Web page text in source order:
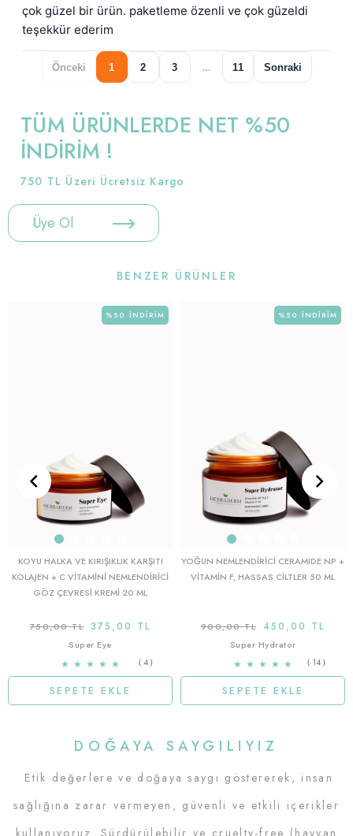
çok güzel bir ürün. paketleme özenli ve çok güzeldi
teşekkür ederim
Önceki 1 2 3 … 11 Sonraki
TÜM ÜRÜNLERDE NET %50
İNDİRİM !
750 TL Üzeri Ücretsiz Kargo
Üye Ol
BENZER ÜRÜNLER
KOYU HALKA VE KIRIŞIKLIK KARŞITI
KOLAJEN + C VITAMINI NEMLENDIRICI
GÖZ ÇEVRESI KREMI 20 ML
4
375,00 TL
750,00 TL
Super Eye
★ ★ ★ ★ ★
SEPETE EKLE
%50 İNDIRIM
YOĞUN NEMLENDIRICI CERAMIDE NP +
VITAMIN F, HASSAS CILTLER 50 ML
14
450,00 TL
900,00 TL
Super Hydrator
★ ★ ★ ★ ★
SEPETE EKLE
%50 İNDIRIM
DOĞAYA SAYGILIYIZ
Etik değerlere ve doğaya saygı göstererek, insan
sağlığına zarar vermeyen, güvenli ve etkili içerikler
kullanıyoruz. Sürdürülebilir ve cruelty-free (hayvan